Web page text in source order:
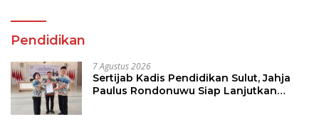
Pendidikan
7 Agustus 2026
Sertijab Kadis Pendidikan Sulut, Jahja
Paulus Rondonuwu Siap Lanjutkan